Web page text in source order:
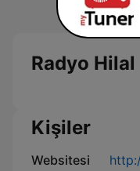
Radyo Hilal
Kişiler
Websitesi